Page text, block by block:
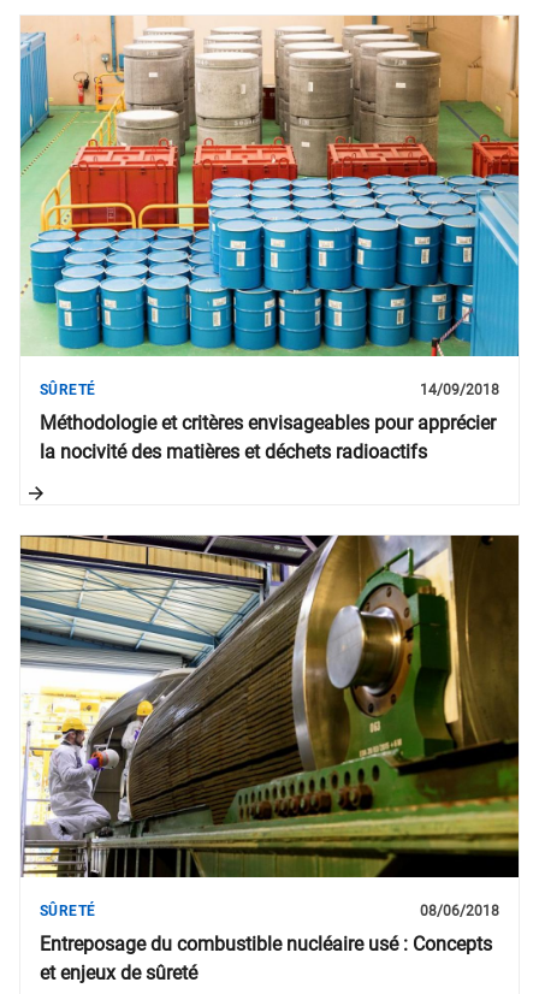
Méthodologie et critères envisageables pour apprécier
la nocivité des matières et déchets radioactifs
SÛRETÉ 14/09/2018
Entreposage du combustible nucléaire usé : Concepts
et enjeux de sûreté
SÛRETÉ 08/06/2018